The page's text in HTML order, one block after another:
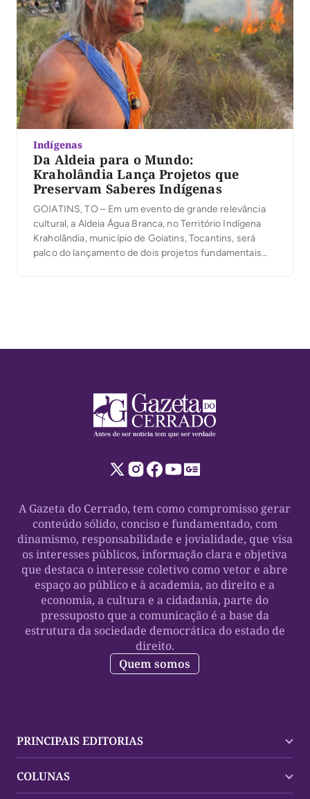
Indígenas
Da Aldeia para o Mundo:
Kraholândia Lança Projetos que
Preservam Saberes Indígenas
GOIATINS, TO – Em um evento de grande relevância
cultural, a Aldeia Água Branca, no Território Indígena
Kraholândia, município de Goiatins, Tocantins, será
palco do lançamento de dois projetos fundamentais
A Gazeta do Cerrado, tem como compromisso gerar
conteúdo sólido, conciso e fundamentado, com
dinamismo, responsabilidade e jovialidade, que visa
os interesses públicos, informação clara e objetiva
que destaca o interesse coletivo como vetor e abre
espaço ao público e à academia, ao direito e a
economia, a cultura e a cidadania, parte do
pressuposto que a comunicação é a base da
estrutura da sociedade democrática do estado de
direito.
Quem somos
PRINCIPAIS EDITORIAS
Palmas
COLUNAS